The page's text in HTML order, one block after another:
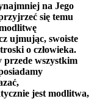
na Jego
się temu
ujmując, swoiste
o człowieka.
przede wszystkim
jest modlitwa,